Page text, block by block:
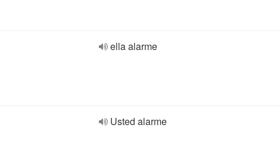
ella alarme
Usted alarme